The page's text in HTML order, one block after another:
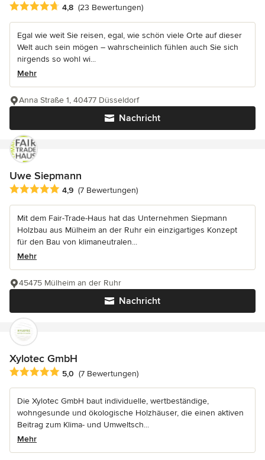
Durchschnittliche Bewertung: 4.8 von 5 Sternen
4,8 (23 Bewertungen)
Egal wie weit Sie reisen, egal, wie schön viele Orte auf dieser
Welt auch sein mögen – wahrscheinlich fühlen auch Sie sich
nirgends so wohl wi...
Mehr
Nachricht
Anna Straße 1, 40477 Düsseldorf
Uwe Siepmann
Durchschnittliche Bewertung: 4.9 von 5 Sternen
4,9 (7 Bewertungen)
Mit dem Fair-Trade-Haus hat das Unternehmen Siepmann
Holzbau aus Mülheim an der Ruhr ein einzigartiges Konzept
für den Bau von klimaneutralen...
Mehr
Nachricht
45475 Mülheim an der Ruhr
Xylotec GmbH
Durchschnittliche Bewertung: 5 von 5 Sternen
5,0 (7 Bewertungen)
Die Xylotec GmbH baut individuelle, wertbeständige,
wohngesunde und ökologische Holzhäuser, die einen aktiven
Beitrag zum Klima- und Umweltsch...
Mehr